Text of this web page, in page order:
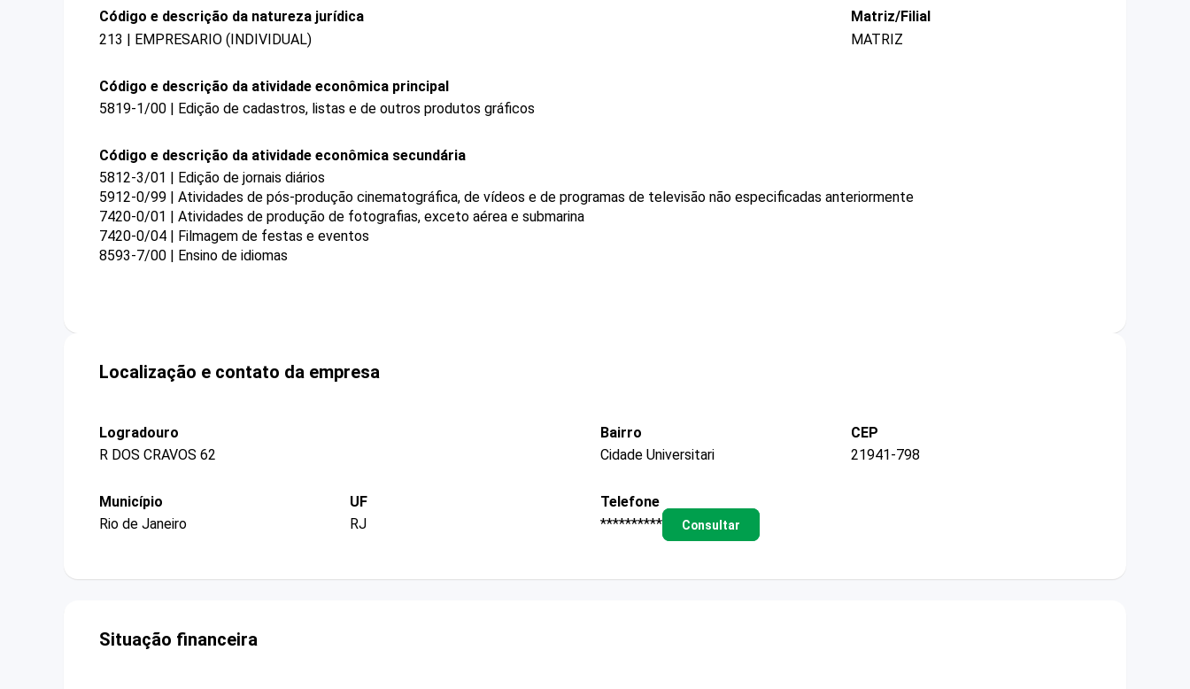
Código e descrição da natureza jurídica
213 | EMPRESARIO (INDIVIDUAL)
Matriz/Filial
MATRIZ
Código e descrição da atividade econômica principal
5819-1/00 | Edição de cadastros, listas e de outros produtos gráficos
Código e descrição da atividade econômica secundária
5812-3/01 | Edição de jornais diários
5912-0/99 | Atividades de pós-produção cinematográfica, de vídeos e de programas de televisão não especificadas anteriormente
7420-0/01 | Atividades de produção de fotografias, exceto aérea e submarina
7420-0/04 | Filmagem de festas e eventos
8593-7/00 | Ensino de idiomas
Localização e contato da empresa
Logradouro
R DOS CRAVOS 62
Bairro
Cidade Universitari
CEP
21941-798
Município
Rio de Janeiro
UF
RJ
Telefone
**********
Consultar
Situação financeira